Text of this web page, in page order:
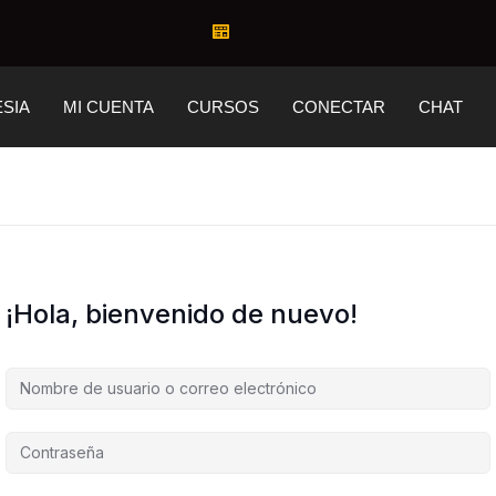
MI CUENTA CURSOS CONECTAR CHAT
¡Hola, bienvenido de nuevo!